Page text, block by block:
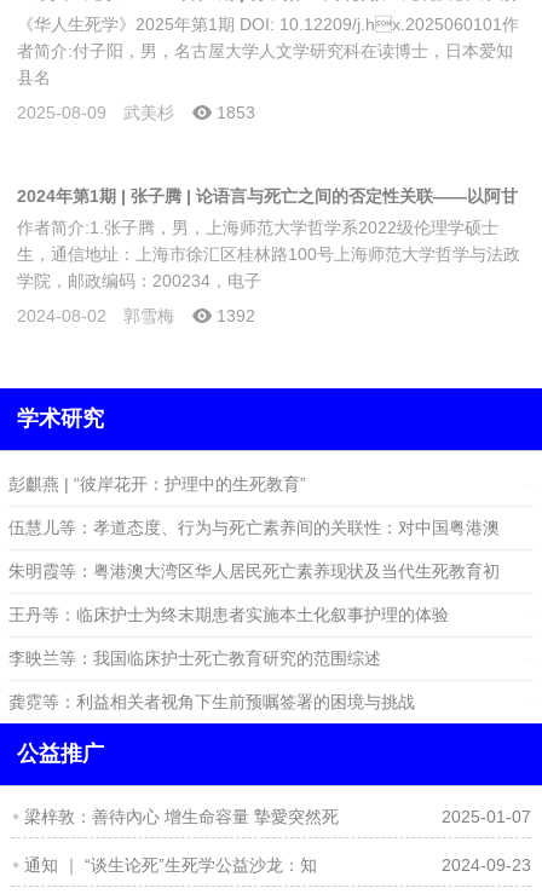
研究进展与评述
《华人生死学》2025年第1期 DOI: 10.12209/j.hx.2025060101作
者简介:付子阳，男，名古屋大学人文学研究科在读博士，日本爱知
县名
2025-08-09
武美杉 1853
2024年第1期 | 张子腾 | 论语言与死亡之间的否定性关联——以阿甘
本的“声音”理论为基础
作者简介:1.张子腾，男，上海师范大学哲学系2022级伦理学硕士
生，通信地址：上海市徐汇区桂林路100号上海师范大学哲学与法政
学院，邮政编码：200234，电子
2024-08-02
郭雪梅 1392
学术研究
彭麒燕 | “彼岸花开：护理中的生死教育”
伍慧儿等：孝道态度、行为与死亡素养间的关联性：对中国粤港澳
大湾区死亡系统发展的启示
朱明霞等：粤港澳大湾区华人居民死亡素养现状及当代生死教育初
探
王丹等：临床护士为终末期患者实施本土化叙事护理的体验
李映兰等：我国临床护士死亡教育研究的范围综述
龚霓等：利益相关者视角下生前预嘱签署的困境与挑战
公益推广
梁梓敦：善待內心 增生命容量 摯愛突然死 2025-01-07
通知 ｜ “谈生论死”生死学公益沙龙：知 2024-09-23